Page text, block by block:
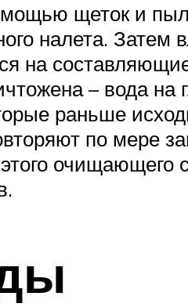
щеток и
налета.
на
– вода на
раньше
по мере